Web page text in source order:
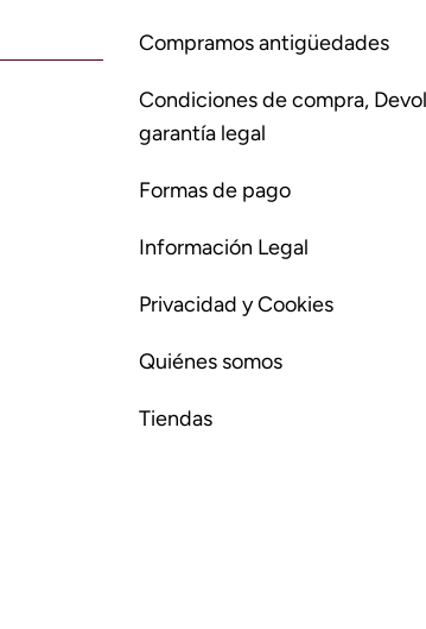
Compramos antigüedades
Condiciones de compra,
garantía legal
Formas de pago
Información Legal
Privacidad y Cookies
Quiénes somos
Tiendas